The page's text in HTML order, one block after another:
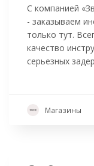
С компанией
- заказываем
только тут.
качество
серьезных
Магазины